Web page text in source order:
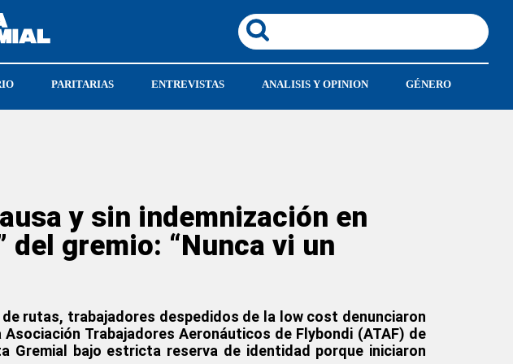
PARITARIAS ENTREVISTAS ANALISIS Y OPINION GÉNERO
y sin indemnización en
del gremio: “Nunca vi un
rutas, trabajadores despedidos de la low cost denunciaron
Asociación Trabajadores Aeronáuticos de Flybondi (ATAF) de
Gremial bajo estricta reserva de identidad porque iniciaron